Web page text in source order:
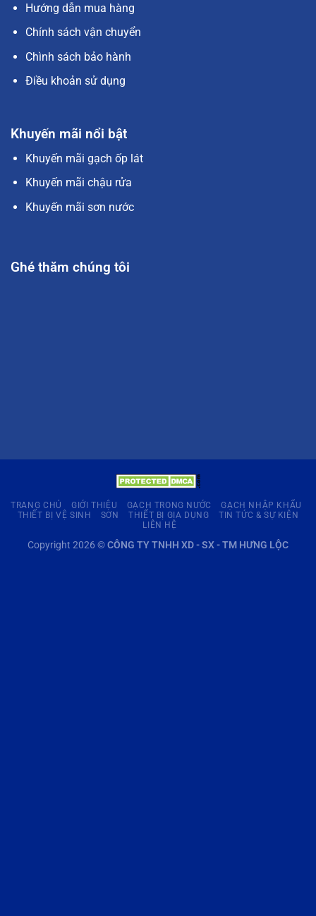
Hướng dẫn mua hàng
Chính sách vận chuyển
Chình sách bảo hành
Điều khoản sử dụng
Khuyến mãi nổi bật
Khuyến mãi gạch ốp lát
Khuyến mãi chậu rửa
Khuyến mãi sơn nước
Ghé thăm chúng tôi
TRANG CHỦ GIỚI THIỆU GẠCH TRONG NƯỚC
GẠCH NHẬP KHẨU
THIẾT BỊ VỆ SINH
SƠN THIẾT BỊ GIA DỤNG
TIN TỨC & SỰ KIỆN
LIÊN HỆ
Copyright 2026 ©CÔNG TY TNHH XD - SX - TM HƯNG LỘC